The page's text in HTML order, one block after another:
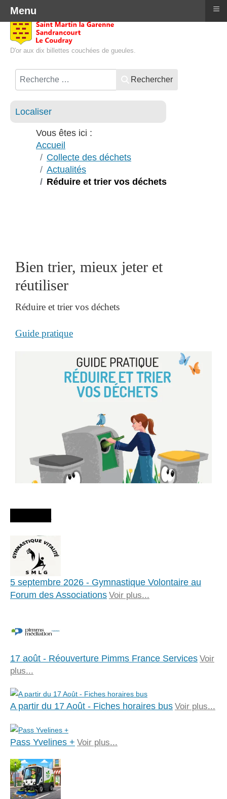
D'or aux dix billettes couchées de gueules.
Rechercher
Localiser
Vous êtes ici :
Accueil
Collecte des déchets
Actualités
Réduire et trier vos déchets
Bien trier, mieux jeter et
réutiliser
Réduire et trier vos déchets
Guide pratique
5 septembre 2026 - Gymnastique Volontaire au
Forum des Associations Voir plus...
17 août - Réouverture Pimms France Services Voir
plus...
A partir du 17 Août - Fiches horaires bus Voir plus...
Pass Yvelines + Voir plus...
Menu ≡